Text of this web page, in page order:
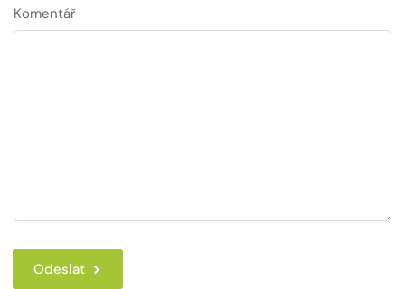
Komentář
Odeslat